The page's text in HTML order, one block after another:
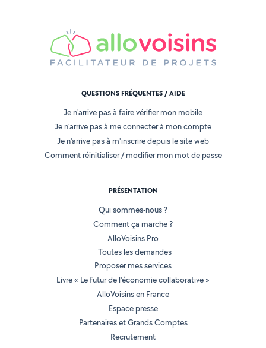
QUESTIONS FRÉQUENTES / AIDE
Je n'arrive pas à faire vérifier mon mobile
Je n'arrive pas à me connecter à mon compte
Je n'arrive pas à m'inscrire depuis le site web
Comment réinitialiser / modifier mon mot de passe
PRÉSENTATION
Qui sommes-nous ?
Comment ça marche ?
AlloVoisins Pro
Toutes les demandes
Proposer mes services
Livre « Le futur de l'économie collaborative »
AlloVoisins en France
Espace presse
Partenaires et Grands Comptes
Recrutement